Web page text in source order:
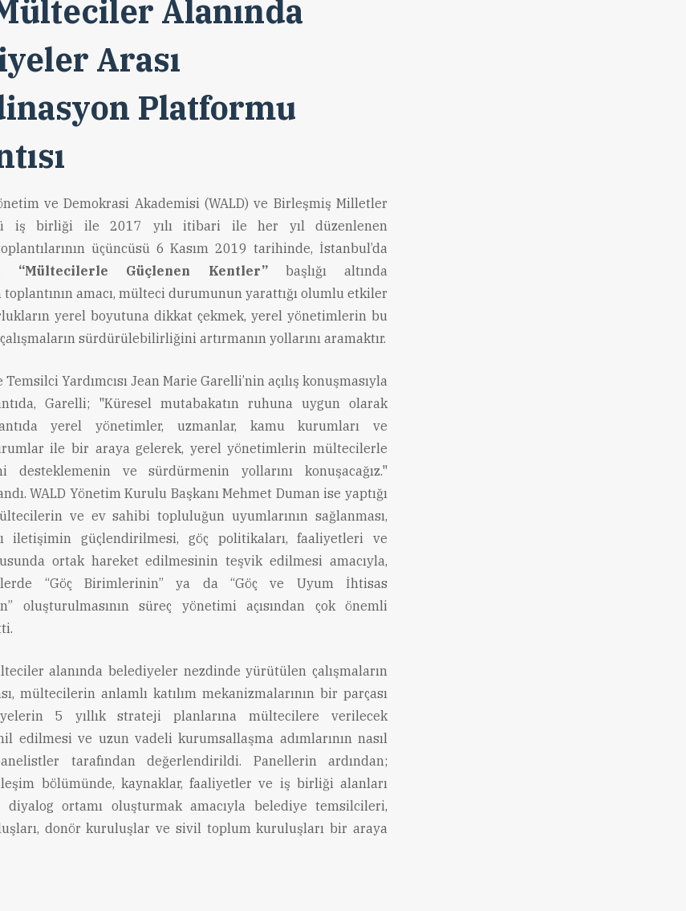
Alanında
Arası
Platformu
ve Demokrasi Akademisi (WALD) ve Birleşmiş Milletler
iş birliği ile 2017 yılı itibari ile her yıl düzenlenen
üçüncüsü 6 Kasım 2019 tarihinde, İstanbul’da
“Mültecilerle Güçlenen Kentler”başlığı altında
amacı, mülteci durumunun yarattığı olumlu etkiler
yerel boyutuna dikkat çekmek, yerel yönetimlerin bu
sürdürülebilirliğini artırmanın yollarını aramaktır.
Yardımcısı Jean Marie Garelli’nin açılış konuşmasıyla
Garelli; "Küresel mutabakatın ruhuna uygun olarak
yerel yönetimler, uzmanlar, kamu kurumları ve
ile bir araya gelerek, yerel yönetimlerin mültecilerle
desteklemenin ve sürdürmenin yollarını konuşacağız."
WALD Yönetim Kurulu Başkanı Mehmet Duman ise yaptığı
ve ev sahibi topluluğun uyumlarının sağlanması,
iletişimin güçlendirilmesi, göç politikaları, faaliyetleri ve
ortak hareket edilmesinin teşvik edilmesi amacıyla,
“Göç Birimlerinin” ya da “Göç ve Uyum İhtisas
oluşturulmasının süreç yönetimi açısından çok önemli
alanında belediyeler nezdinde yürütülen çalışmaların
mültecilerin anlamlı katılım mekanizmalarının bir parçası
5 yıllık strateji planlarına mültecilere verilecek
edilmesi ve uzun vadeli kurumsallaşma adımlarının nasıl
tarafından değerlendirildi. Panellerin ardından;
bölümünde, kaynaklar, faaliyetler ve iş birliği alanları
ortamı oluşturmak amacıyla belediye temsilcileri,
donör kuruluşlar ve sivil toplum kuruluşları bir araya